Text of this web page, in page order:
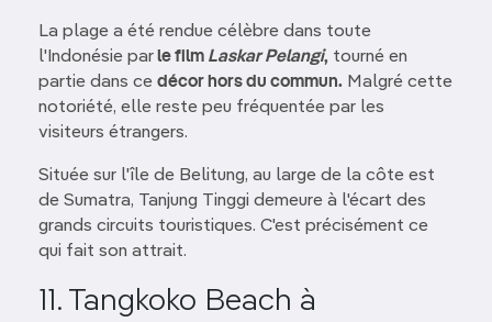
La plage a été rendue célèbre dans toute
l'Indonésie parle film Laskar Pelangi, tourné en
partie dans ce décor hors du commun. Malgré cette
notoriété, elle reste peu fréquentée par les
visiteurs étrangers.
Située sur l'île de Belitung, au large de la côte est
de Sumatra, Tanjung Tinggi demeure à l'écart des
grands circuits touristiques. C'est précisément ce
qui fait son attrait.
11. Tangkoko Beach à